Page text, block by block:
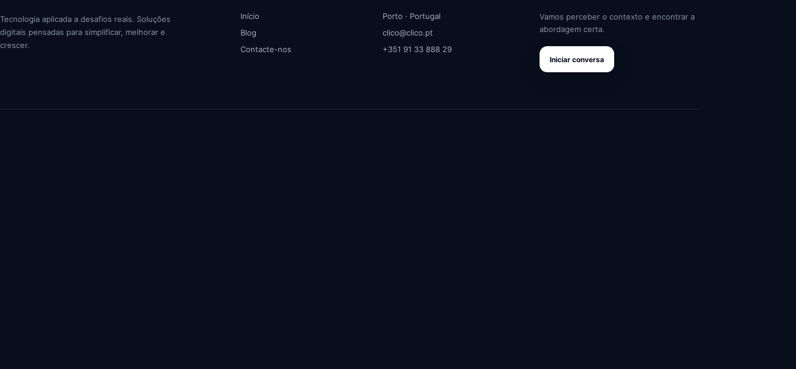
Tecnologia aplicada a desafios reais. Soluções
digitais pensadas para simplificar, melhorar e
crescer.
Início
Blog
Contacte-nos
Porto · Portugal
clico@clico.pt
+351 91 33 888 29
Vamos perceber o contexto e encontrar a
abordagem certa.
Iniciar conversa